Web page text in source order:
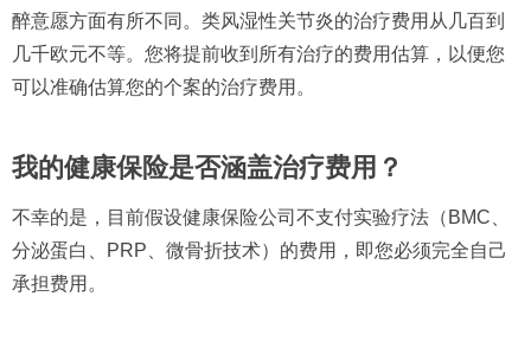
醉意愿方面有所不同。类风湿性关节炎的治疗费用从几百到
几千欧元不等。您将提前收到所有治疗的费用估算，以便您
可以准确估算您的个案的治疗费用。
我的健康保险是否涵盖治疗费用？
不幸的是，目前假设健康保险公司不支付实验疗法（BMC、
分泌蛋白、PRP、微骨折技术）的费用，即您必须完全自己
承担费用。